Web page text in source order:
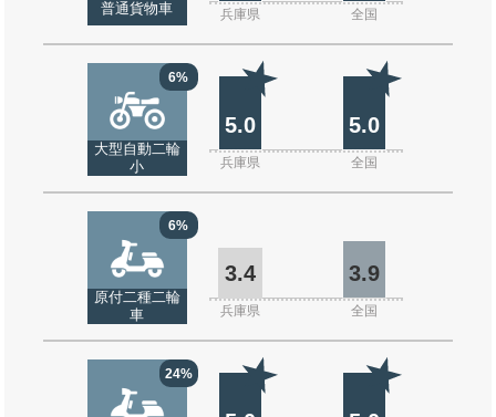
普通貨物車 兵庫県 全国
6%
大型自動二輪
小
5.0 5.0
兵庫県 全国
6%
原付二種二輪
車
3.4 3.9
兵庫県 全国
24%